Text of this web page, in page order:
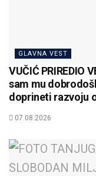
GLAVNA VEST
VUČIĆ PRIREDIO
sam mu
doprineti razvoju
07.08.2026